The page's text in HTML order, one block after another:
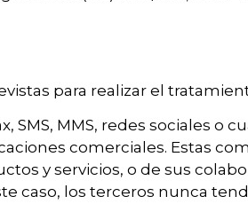
para realizar el
MMS, redes sociales o
comerciales. Estas
y servicios, o de sus
caso, los terceros nunca